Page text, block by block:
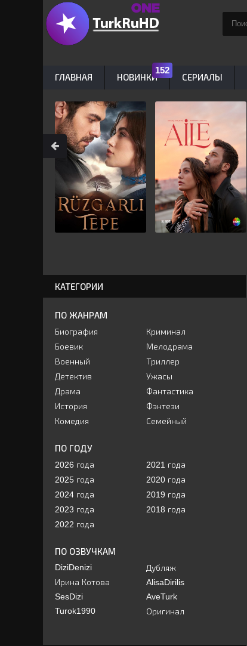
КАТЕГОРИИ
ПО ЖАНРАМ
Биография
Боевик
Военный
Детектив
Драма
История
Комедия
Криминал
Мелодрама
Триллер
Ужасы
Фантастика
Фэнтези
Семейный
ПО ГОДУ
2026 года
2025 года
2024 года
2023 года
2022 года
2021 года
2020 года
2019 года
2018 года
ПО ОЗВУЧКАМ
DiziDenizi
Ирина Котова
SesDizi
Turok1990
Дубляж
AlisaDirilis
AveTurk
Оригинал
ГЛАВНАЯ НОВИНКИ СЕРИАЛЫ